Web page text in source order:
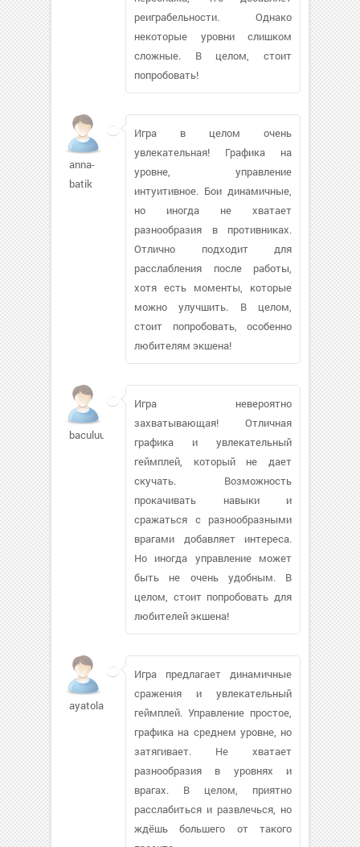
реиграбельности. Однако
некоторые уровни слишком
сложные. В целом, стоит
попробовать!
anna-
batik
Игра в целом очень
увлекательная! Графика на
уровне, управление
интуитивное. Бои динамичные,
но иногда не хватает
разнообразия в противниках.
Отлично подходит для
расслабления после работы,
хотя есть моменты, которые
можно улучшить. В целом,
стоит попробовать, особенно
любителям экшена!
baculuu463
Игра невероятно
захватывающая! Отличная
графика и увлекательный
геймплей, который не дает
скучать. Возможность
прокачивать навыки и
сражаться с разнообразными
врагами добавляет интереса.
Но иногда управление может
быть не очень удобным. В
целом, стоит попробовать для
любителей экшена!
ayatola6
Игра предлагает динамичные
сражения и увлекательный
геймплей. Управление простое,
графика на среднем уровне, но
затягивает. Не хватает
разнообразия в уровнях и
врагах. В целом, приятно
расслабиться и развлечься, но
ждёшь большего от такого